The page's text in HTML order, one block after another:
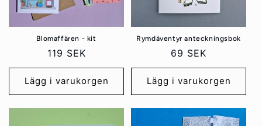
e
i
e
:
Blomaffären - kit
Ordinarie
pris
119 SEK
Lägg i varukorgen
Rymdäventyr anteckningsbok
Ordinarie
pris
69 SEK
Lägg i varukorgen